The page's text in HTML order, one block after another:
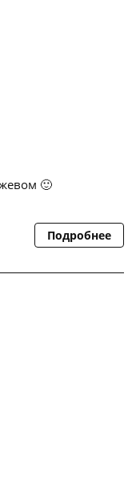
🙂
Подробнее